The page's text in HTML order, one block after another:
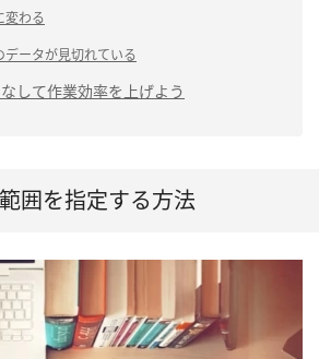
変わる
データが見切れている
して作業効率を上げよう
囲を指定する方法